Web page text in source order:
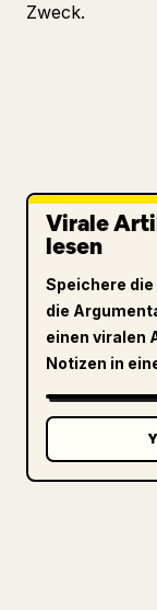
Zweck.
Virale
lesen
Speichere
die
einen viralen
Notizen in